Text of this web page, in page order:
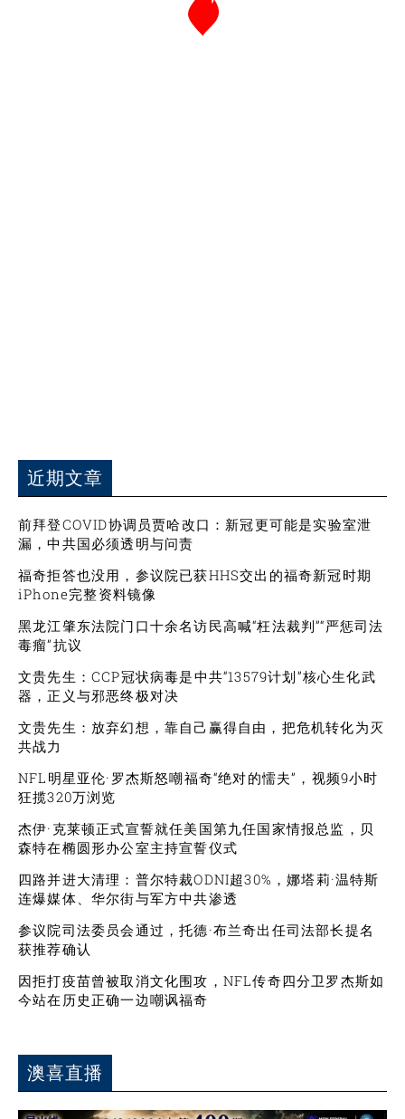
近期文章
前拜登COVID协调员贾哈改口：新冠更可能是实验室泄
漏，中共国必须透明与问责
福奇拒答也没用，参议院已获HHS交出的福奇新冠时期
iPhone完整资料镜像
黑龙江肇东法院门口十余名访民高喊“枉法裁判”“严惩司法
毒瘤”抗议
文贵先生：CCP冠状病毒是中共“13579计划”核心生化武
器，正义与邪恶终极对决
文贵先生：放弃幻想，靠自己赢得自由，把危机转化为灭
共战力
NFL明星亚伦·罗杰斯怒嘲福奇“绝对的懦夫”，视频9小时
狂揽320万浏览
杰伊·克莱顿正式宣誓就任美国第九任国家情报总监，贝
森特在椭圆形办公室主持宣誓仪式
四路并进大清理：普尔特裁ODNI超30%，娜塔莉·温特斯
连爆媒体、华尔街与军方中共渗透
参议院司法委员会通过，托德·布兰奇出任司法部长提名
获推荐确认
因拒打疫苗曾被取消文化围攻，NFL传奇四分卫罗杰斯如
今站在历史正确一边嘲讽福奇
澳喜直播